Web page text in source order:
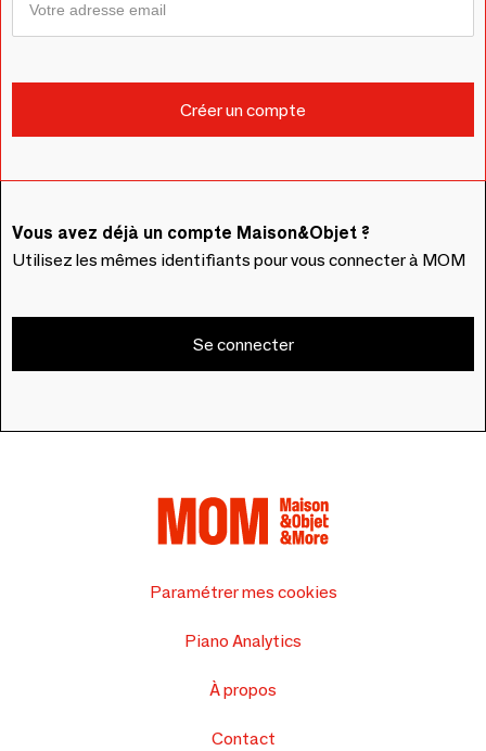
Vous avez déjà un compte Maison&Objet ?
Utilisez les mêmes identifiants pour vous connecter à MOM
Se connecter
Paramétrer mes cookies
Piano Analytics
À propos
Contact